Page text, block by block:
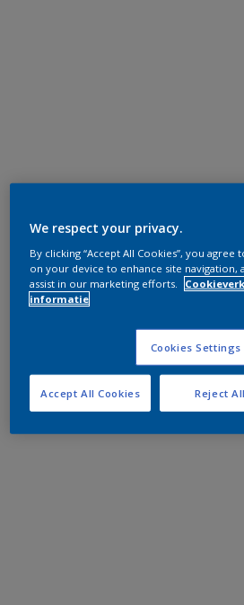
We respect your privacy.
By clicking “Accept All Cookies”, you
on your device to enhance site navigation,
assist in our marketing efforts.
informatie
Cookies Settings
Reject All
Accept All Cookies